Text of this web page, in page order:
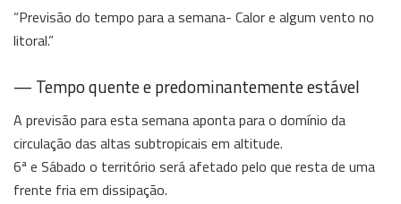
“Previsão do tempo para a semana- Calor e algum vento no
litoral.”
— Tempo quente e predominantemente estável
A previsão para esta semana aponta para o domínio da
circulação das altas subtropicais em altitude.
6ª e Sábado o território será afetado pelo que resta de uma
frente fria em dissipação.